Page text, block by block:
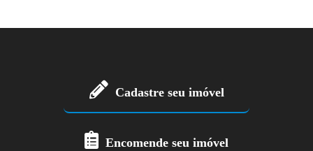
Cadastre seu imóvel
Encomende seu imóvel